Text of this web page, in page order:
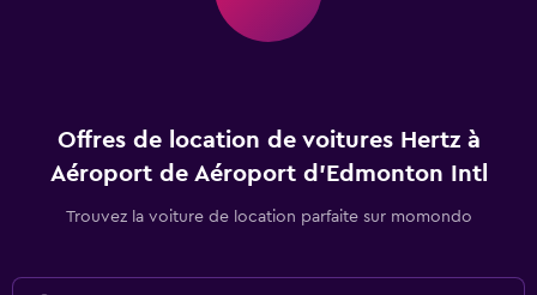
Offres de location de voitures Hertz à
Aéroport de Aéroport d'Edmonton Intl
Trouvez la voiture de location parfaite sur momondo